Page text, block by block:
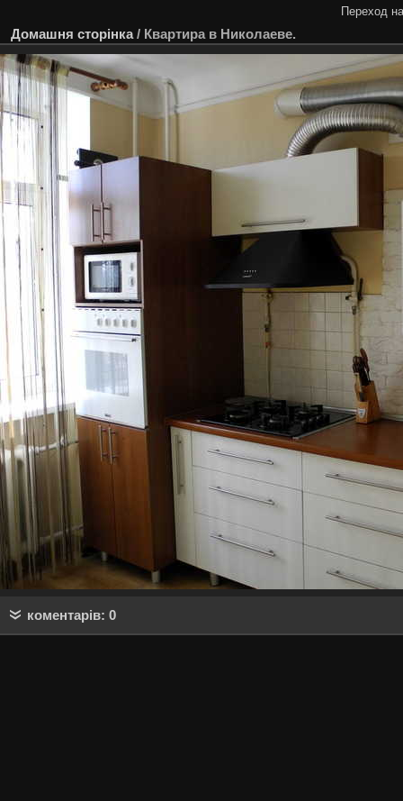
Переход
Домашня сторінка/ Квартира в Николаеве.
коментарів: 0